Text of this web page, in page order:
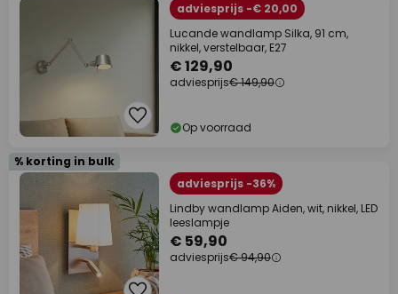
adviesprijs -€ 20,00
Lucande wandlamp Silka, 91 cm,
nikkel, verstelbaar, E27
€ 129,90
adviesprijs€ 149,90
Op voorraad
% korting in bulk
adviesprijs -36%
Lindby wandlamp Aiden, wit, nikkel, LED
leeslampje
€ 59,90
adviesprijs€ 94,90